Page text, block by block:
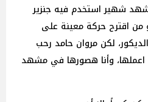
شهير استخدم فيه جنزير
من اقترح حركة معينة على
لكن مروان حامد رحب
اعملها، وأنا هصورها في مشهد